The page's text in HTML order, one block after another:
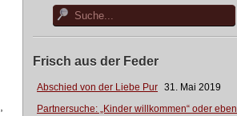
Frisch aus der Feder
Abschied von der Liebe Pur 31. Mai 2019
Partnersuche: „Kinder willkommen“ oder eben